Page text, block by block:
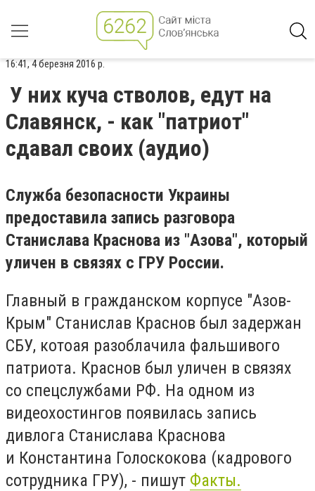
16:41, 4 березня 2016 р.
У них куча стволов, едут на
Славянск, - как "патриот"
сдавал своих (аудио)
Служба безопасности Украины
предоставила запись разговора
Станислава Краснова из "Азова", который
уличен в связях с ГРУ России.
Главный в гражданском корпусе "Азов-
Крым" Станислав Краснов был задержан
СБУ, котоая разоблачила фальшивого
патриота. Краснов был уличен в связях
со спецслужбами РФ. На одном из
видеохостингов появилась запись
дивлога Станислава Краснова
и Константина Голоскокова (кадрового
сотрудника ГРУ), - пишут Факты.